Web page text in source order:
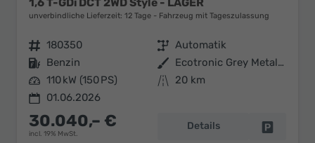
unverbindliche Lieferzeit: 12 Tage Fahrzeug mit Tageszulassung
Fahrzeugnr. 180350 Getriebe Automatik
Kraftstoff Benzin Außenfarbe
Ecotronic Grey Metallic ()
Leistung 110 kW (150 PS) Kilometerstand
20 km
01.06.2026
30.040,– €
incl. 19% MwSt.
Details